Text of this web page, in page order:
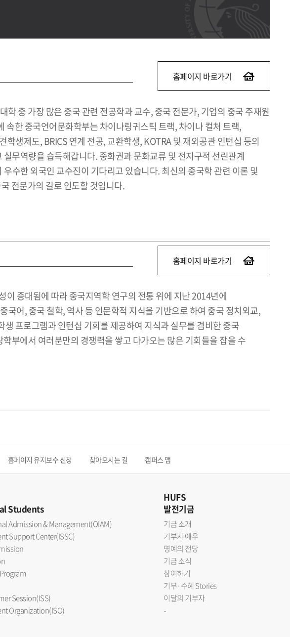
홈페이지 바로가기
중 가장 많은 중국 관련 전공학과 교수, 중국 전문가, 기업의 중국 주재원
한 중국언어문화학부는 차이나링귀스틱 트랙, 차이나 컬처 트랙,
생제도, BRICS 연계 전공, 교환학생, KOTRA 및 재외공관 인턴십 등의
무역량을 습득해갑니다. 중화권과 문화교류 및 전지구적 선린관계
수한 외국인 교수진이 기다리고 있습니다. 최신의 중국학 관련 이론 및
전문가의 길로 인도할 것입니다.
홈페이지 바로가기
증대됨에 따라 중국지역학 연구의 전통 위에 지난 2014년에
어, 중국 철학, 역사 등 인문학적 지식을 기반으로 하여 중국 정치외교,
프로그램과 인턴십 기회를 제공하여 지식과 실무를 겸비한 중국
부에서 여러분만의 경쟁력을 쌓고 다가오는 많은 기회들을 잡을 수
홈페이지 유지보수 신청 찾아오시는 길 캠퍼스 맵
Students
Admission & Management(OIAM)
Support Center(ISSC)
Session(ISS)
Organization(ISO)
HUFS
발전기금
기금 소개
기부자 예우
명예의 전당
기금 소식
참여하기
기부·수혜 Stories
이달의 기부자
-